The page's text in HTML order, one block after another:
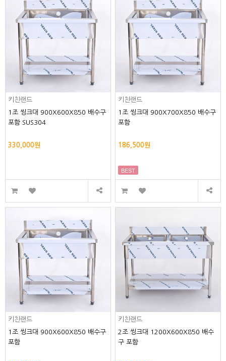
키친랜드
1조 씽크대 900X600X850 배수구
포함 SUS304
330,000원
키친랜드
1조 씽크대 900X700X850 배수구
포함
186,500원
BEST
키친랜드
1조 씽크대 900X600X850 배수구
포함
키친랜드
2조 씽크대 1200X600X850 배수
구 포함